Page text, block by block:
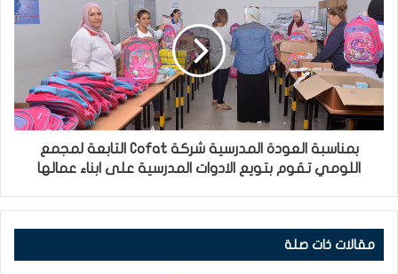
بمناسبة العودة المدرسية شركة Cofat التابعة لمجمع
اللومي تقوم بتويع الادوات المدرسية على ابناء عمالها
مقالات ذات صلة